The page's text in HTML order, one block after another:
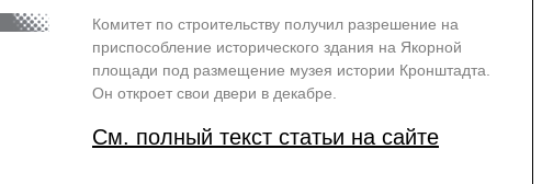
Комитет по строительству получил разрешение на
приспособление исторического здания на Якорной
площади под размещение музея истории Кронштадта.
Он откроет свои двери в декабре.
См. полный текст статьи на сайте